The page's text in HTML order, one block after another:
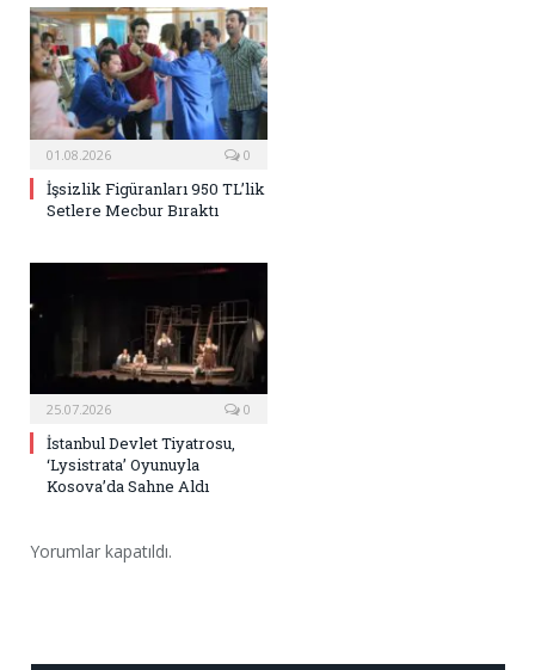
01.08.2026 0
İşsizlik Figüranları 950 TL’lik
Setlere Mecbur Bıraktı
25.07.2026 0
İstanbul Devlet Tiyatrosu,
‘Lysistrata’ Oyunuyla
Kosova’da Sahne Aldı
Yorumlar kapatıldı.